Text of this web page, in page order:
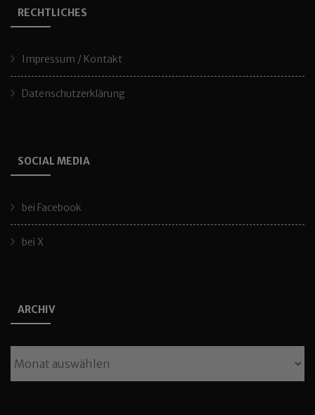
RECHTLICHES
Impressum / Kontakt
Datenschutzerklärung
SOCIAL MEDIA
bei Facebook
bei X
ARCHIV